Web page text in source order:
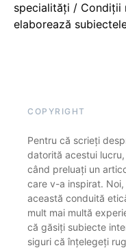
specialități / Condiții
elaborează
COPYRIGHT
Pentru că scrieți
datorită acestui
când preluați un
care v-a inspirat.
această conduită
mult mai multă
că găsiți subiecte
siguri că înțelegeți